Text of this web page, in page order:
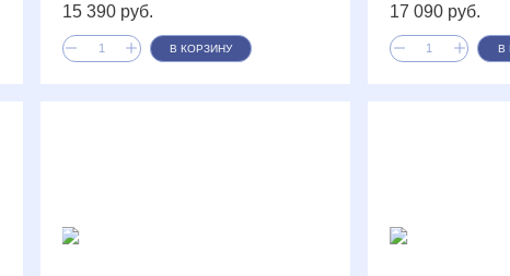
15 390 руб.
В КОРЗИНУ
17 090 руб.
В